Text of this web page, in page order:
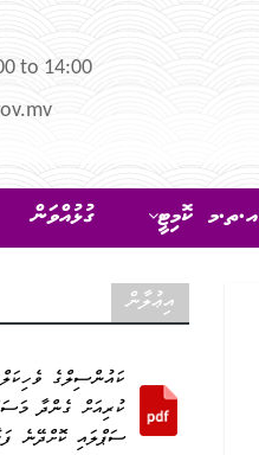
to 14:00
އ.ތ.މ ކޮމިޓީ ގުޅުއްވަން
އިޢުލާން
ކައުންސިލްގެ
ކުރިއަށް ގެންދާ
ސަޕްލައި ކޮށްދޭނެ